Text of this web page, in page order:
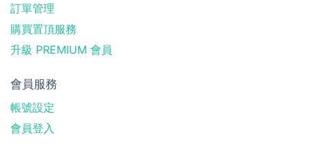
訂單管理
購買置頂服務
升級 PREMIUM 會員
會員服務
帳號設定
會員登入